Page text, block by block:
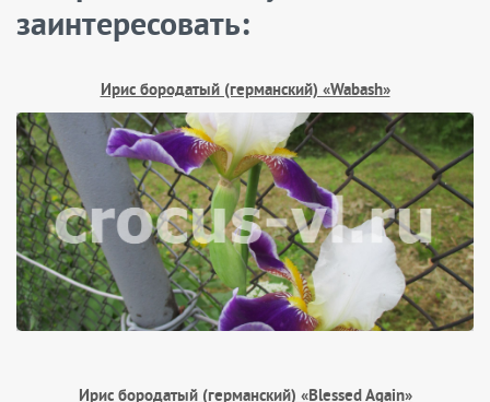
заинтересовать:
Ирис бородатый (германский) «Wabash»
Ирис бородатый (германский) «Blessed Again»